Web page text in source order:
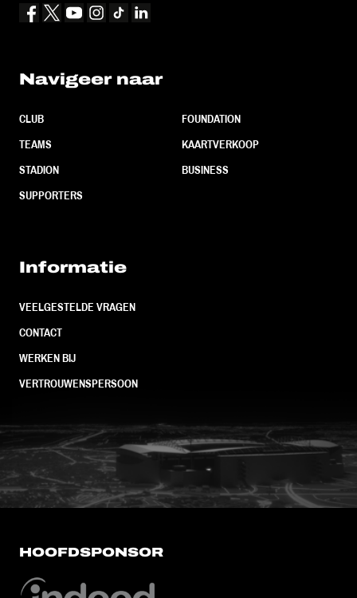
Navigeer naar
CLUB
TEAMS
STADION
SUPPORTERS
FOUNDATION
KAARTVERKOOP
BUSINESS
Informatie
VEELGESTELDE VRAGEN
CONTACT
WERKEN BIJ
VERTROUWENSPERSOON
FC Utrecht<br>vanuit<br>het
HOOFDSPONSOR